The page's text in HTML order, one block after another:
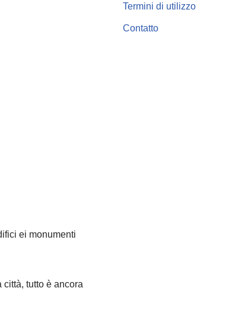
ei monumenti
tutto è ancora
Termini di utilizzo
Contatto